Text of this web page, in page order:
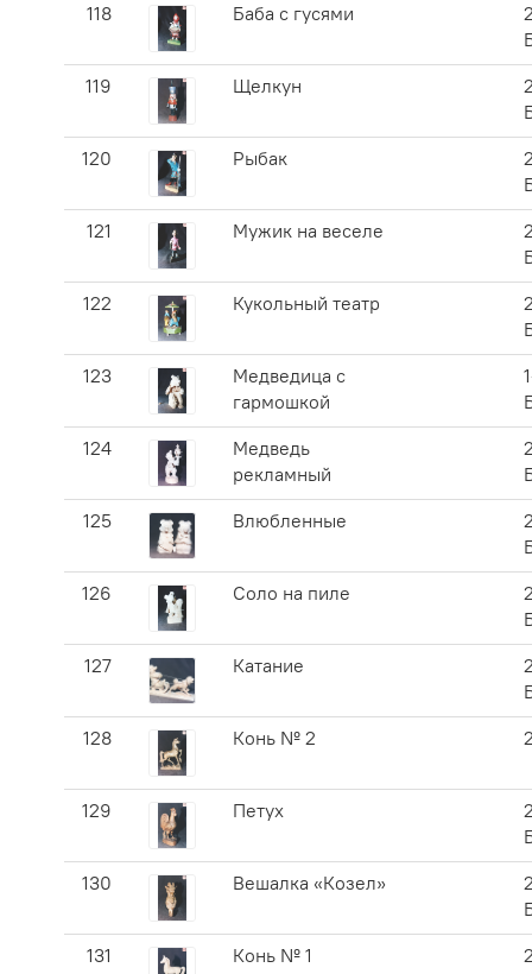
118
Баба с гусями
119
Щелкун
120
Рыбак
121
Мужик на веселе
122
Кукольный театр
123
Медведица с
гармошкой
124
Медведь
рекламный
125
Влюбленные
126
Соло на пиле
127
Катание
128
Конь № 2
129 Петух
130
Вешалка «Козел»
131
Конь № 1